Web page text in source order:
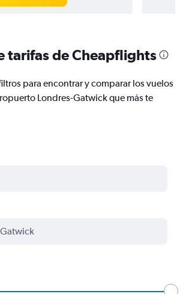
tarifas de Cheapflights
para encontrar y comparar los vuelos
Londres-Gatwick que más te